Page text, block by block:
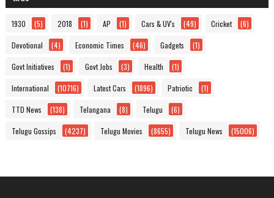
1930 (5) 2018 (1) AP (1) Cars & UV's (49) Cricket (6)
Devotional (4) Economic Times (46) Gadgets (1)
Govt Initiatives (1) Govt Jobs (3) Health (1)
International (10716) Latest Cars (1896) Patriotic (1)
TTD News (138) Telangana (8) Telugu (6)
Telugu Gossips (4237) Telugu Movies (8655) Telugu News (15006)